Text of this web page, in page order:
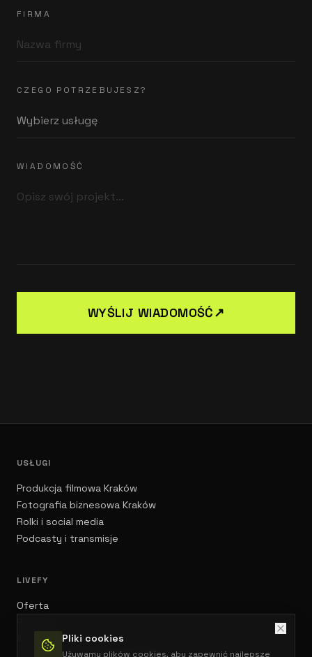
Pliki cookies
Używamy plików cookies, aby zapewnić najlepsze
FIRMA
CZEGO POTRZEBUJESZ?
WIADOMOŚĆ
WYŚLIJ WIADOMOŚĆ↗
USŁUGI
Produkcja filmowa Kraków
Fotografia biznesowa Kraków
Rolki i social media
Podcasty i transmisje
LIVEFY
Oferta
Artykuły